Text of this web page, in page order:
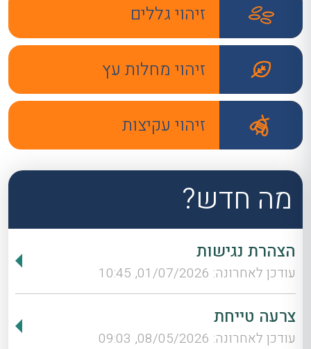
זיהוי גללים
זיהוי מחלות עץ
זיהוי עקיצות
מה חדש?
הצהרת נגישות
עודכן לאחרונה: 01/07/2026, 10:45
צרעה טייחת
עודכן לאחרונה: 08/05/2026, 09:03